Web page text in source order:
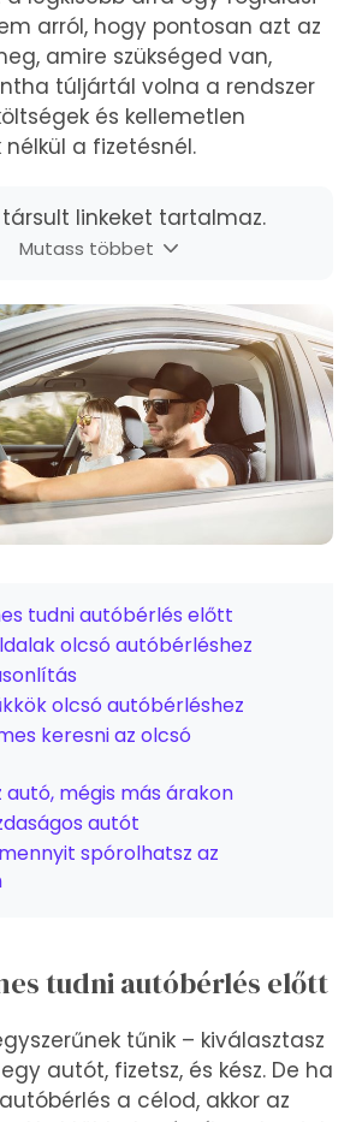
arról, hogy pontosan azt az
amire szükséged van,
túljártál volna a rendszer
és kellemetlen
a fizetésnél.
társult linkeket tartalmaz.
Mutass többet
tudni autóbérlés előtt
olcsó autóbérléshez
olcsó autóbérléshez
keresni az olcsó
autó, mégis más árakon
autót
spórolhatsz az
tudni autóbérlés előtt
tűnik – kiválasztasz
autót, fizetsz, és kész. De ha
a célod, akkor az